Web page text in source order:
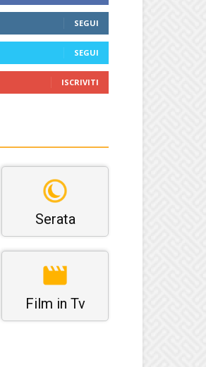
SEGUI
SEGUI
ISCRIVITI
Serata
Film in Tv